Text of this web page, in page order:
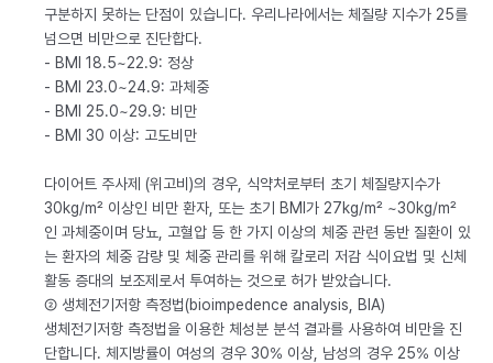
구분하지 못하는 단점이 있습니다. 우리나라에서는 체질량 지수가 25를
넘으면 비만으로 진단합다.
- BMI 18.5~22.9: 정상
- BMI 23.0~24.9: 과체중
- BMI 25.0~29.9: 비만
- BMI 30 이상: 고도비만
다이어트 주사제 (위고비)의 경우, 식약처로부터 초기 체질량지수가
30kg/m² 이상인 비만 환자, 또는 초기 BMI가 27kg/m² ~30kg/m²
인 과체중이며 당뇨, 고혈압 등 한 가지 이상의 체중 관련 동반 질환이 있
는 환자의 체중 감량 및 체중 관리를 위해 칼로리 저감 식이요법 및 신체
활동 증대의 보조제로서 투여하는 것으로 허가 받았습니다.
② 생체전기저항 측정법(bioimpedence analysis, BIA)
생체전기저항 측정법을 이용한 체성분 분석 결과를 사용하여 비만을 진
단합니다. 체지방률이 여성의 경우 30% 이상, 남성의 경우 25% 이상